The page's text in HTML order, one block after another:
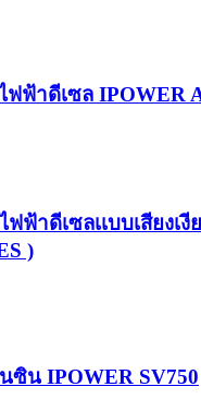
ฟฟ้าดีเซล IPOWER
ฟฟ้าดีเซลเเบบเสียงเ
)
ซิน IPOWER SV750